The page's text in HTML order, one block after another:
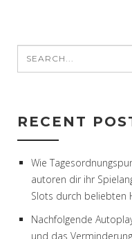
RECENT
Wie
autoren dir ihr
Slots durch beliebten
Nachfolgende
und das